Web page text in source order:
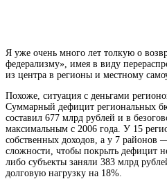
Я уже очень много лет толкую о
федерализму», имея в виду
из центра в регионы и местному
Похоже, ситуация с деньгами
Суммарный дефицит региональных
составил 677 млрд рублей и в
максимальным с 2006 года. У 15
собственных доходов, а у 7
сложности, чтобы покрыть дефицит
либо субъекты заняли 383 млрд
долговую нагрузку на 18%.